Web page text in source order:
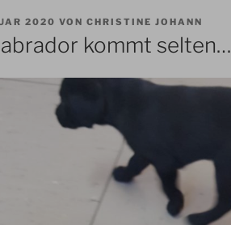
2020 VON CHRISTINE JOHANN
kommt selten…